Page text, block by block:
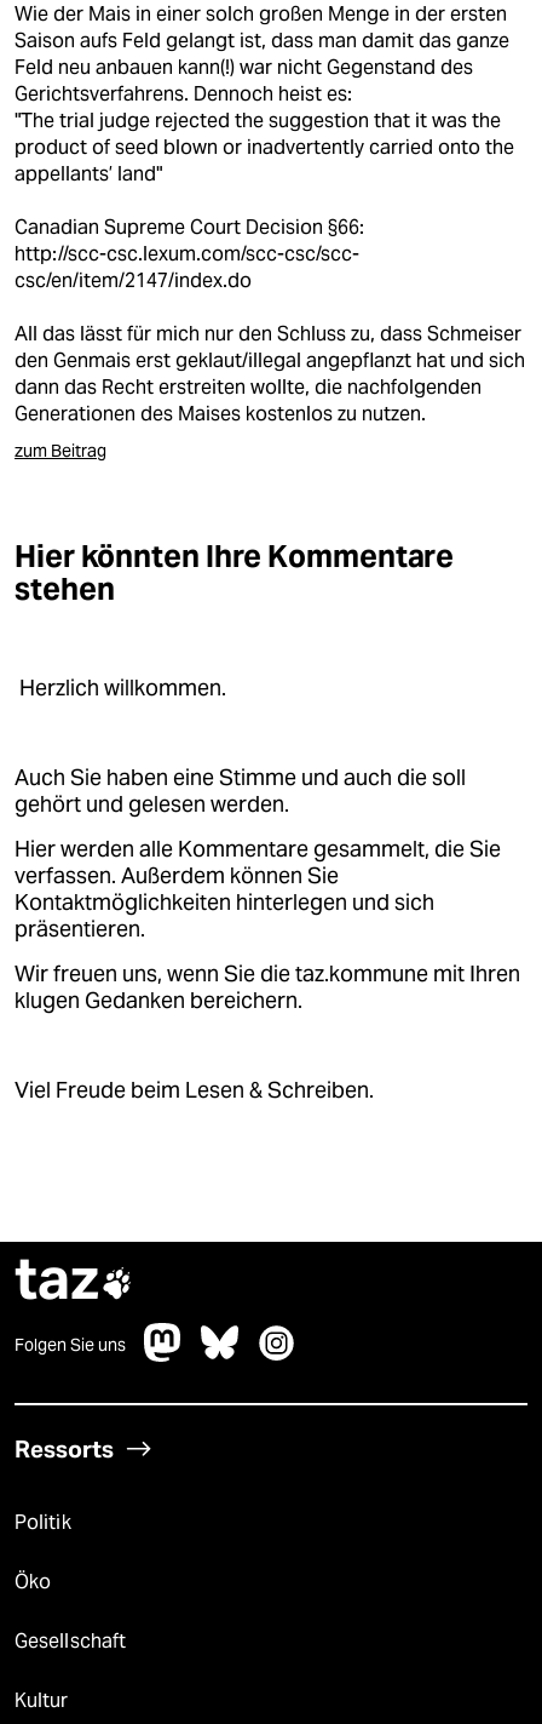
Wie der Mais in einer solch großen Menge in der ersten
Saison aufs Feld gelangt ist, dass man damit das ganze
Feld neu anbauen kann(!) war nicht Gegenstand des
Gerichtsverfahrens. Dennoch heist es:
"The trial judge rejected the suggestion that it was the
product of seed blown or inadvertently carried onto the
appellants’ land"
Canadian Supreme Court Decision §66:
http://scc-csc.lexum.com/scc-csc/scc-
csc/en/item/2147/index.do
All das lässt für mich nur den Schluss zu, dass Schmeiser
den Genmais erst geklaut/illegal angepflanzt hat und sich
dann das Recht erstreiten wollte, die nachfolgenden
Generationen des Maises kostenlos zu nutzen.
zum Beitrag
Hier könnten Ihre Kommentare
stehen
Herzlich willkommen.
Auch Sie haben eine Stimme und auch die soll
gehört und gelesen werden.
Hier werden alle Kommentare gesammelt, die Sie
verfassen. Außerdem können Sie
Kontaktmöglichkeiten hinterlegen und sich
präsentieren.
Wir freuen uns, wenn Sie die taz.kommune mit Ihren
klugen Gedanken bereichern.
Viel Freude beim Lesen & Schreiben.
taz
Folgen Sie uns
Ressorts
Politik
Öko
Gesellschaft
Kultur